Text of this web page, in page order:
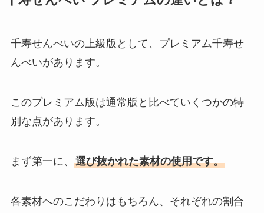
ではどこで買える？
千寿せんべいの上級版として、プレミアム千寿せ
んべいがあります。
このプレミアム版は通常版と比べていくつかの特
別な点があります。
まず第一に、 選び抜かれた素材の使用です。
各素材へのこだわりはもちろん、それぞれの割合